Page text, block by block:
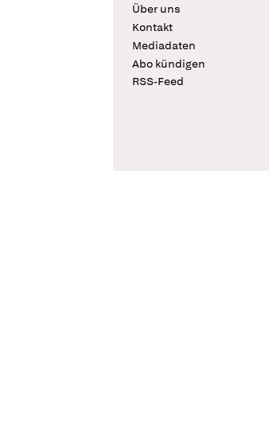
Über uns
Kontakt
Mediadaten
Abo kündigen
RSS-Feed